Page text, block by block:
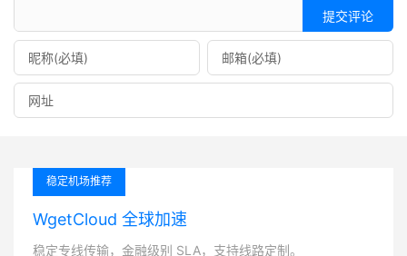
提交评论
稳定机场推荐
WgetCloud 全球加速
稳定专线传输，金融级别 SLA，支持线路定制。